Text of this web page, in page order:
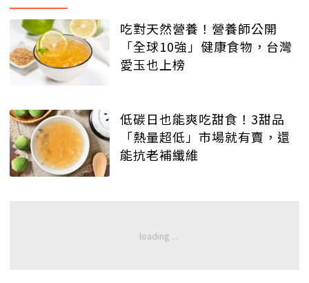
吃對天然營養！營養師公開
「全球10強」健康食物，台灣
愛玉也上榜
低碳日也能爽吃甜食！3甜品
「熱量超低」市場就有賣，還
能抗老補纖維